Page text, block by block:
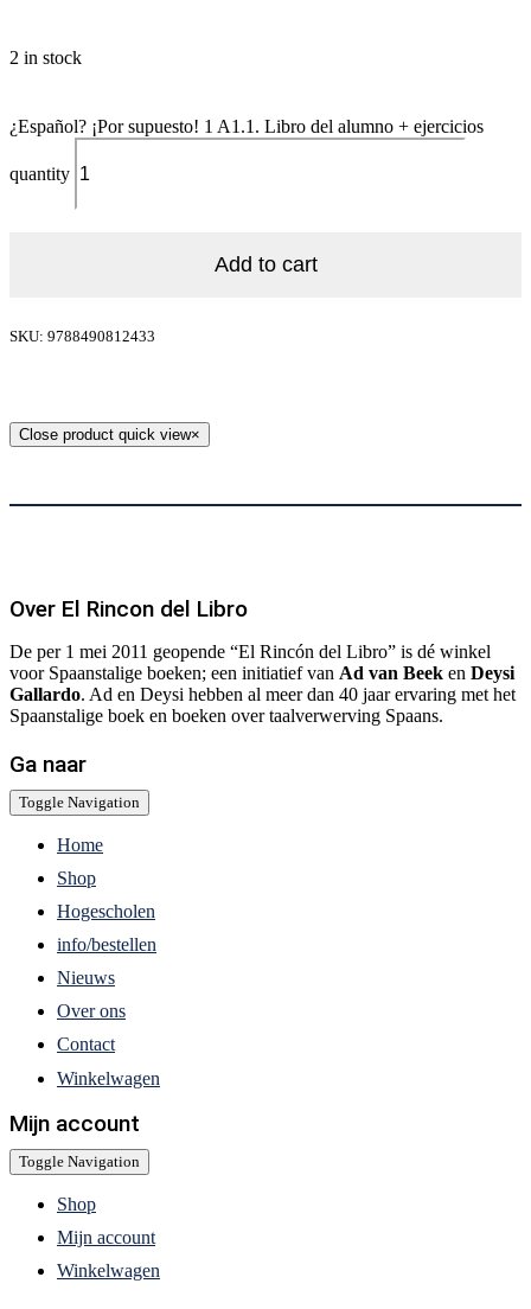
2 in stock
¿Español? ¡Por supuesto! 1 A1.1. Libro del alumno + ejercicios
quantity
Add to cart
SKU: 9788490812433
Close product quick view×
Over El Rincon del Libro
De per 1 mei 2011 geopende “El Rincón del Libro” is dé winkel
voor Spaanstalige boeken; een initiatief van Ad van Beek en Deysi
Gallardo. Ad en Deysi hebben al meer dan 40 jaar ervaring met het
Spaanstalige boek en boeken over taalverwerving Spaans.
Ga naar
Toggle Navigation
Home
Shop
Hogescholen
info/bestellen
Nieuws
Over ons
Contact
Winkelwagen
Mijn account
Toggle Navigation
Shop
Mijn account
Winkelwagen